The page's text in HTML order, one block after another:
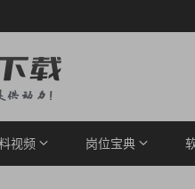
视频 岗位宝典